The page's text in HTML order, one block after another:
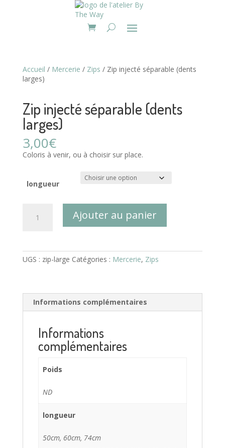
Accueil / Mercerie / Zips / Zip injecté séparable (dents
larges)
Zip injecté séparable (dents
larges)
3,00€
Coloris à venir, ou à choisir sur place.
longueur
(dents
larges)
Ajouter au panier
UGS : zip-large Catégories : Mercerie, Zips
Informations complémentaires
Informations
complémentaires
Poids
ND
longueur
50cm, 60cm, 74cm